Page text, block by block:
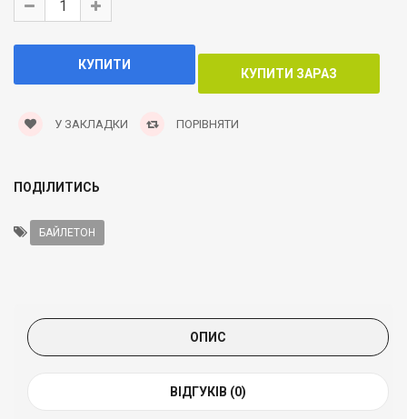
У ЗАКЛАДКИ ПОРІВНЯТИ
ПОДІЛИТИСЬ
БАЙЛЕТОН
ОПИС
ВІДГУКІВ (0)